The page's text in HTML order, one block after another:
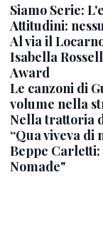
Siamo Serie:
Attitudini:
Al via il
Isabella
Award
Le canzoni di
volume nella
Nella trattoria
“Qua viveva di
Beppe Carletti:
Nomade"